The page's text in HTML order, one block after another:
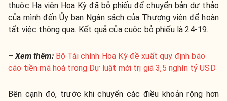
thuộc Hạ viện Hoa Kỳ đã bỏ phiếu để chuyển bản dự thảo
của mình đến Ủy ban Ngân sách của Thượng viện để hoàn
tất việc thông qua. Kết quả của cuộc bỏ phiếu là 24-19.
– Xem thêm: Bộ Tài chính Hoa Kỳ đề xuất quy định báo
cáo tiền mã hoá trong Dự luật mới trị giá 3,5 nghìn tỷ USD
Bên cạnh đó, trước khi chuyển các điều khoản rộng hơn